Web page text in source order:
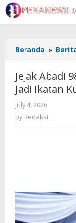
Skip
to
content
Beranda »
Jejak Abadi
Jadi Ikatan
July 4, 2026
by Redaksi